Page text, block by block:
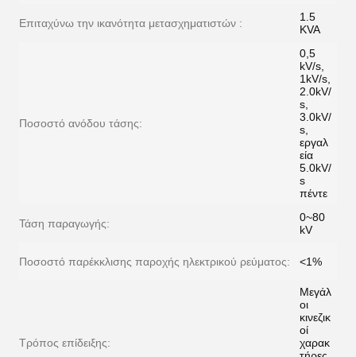
Επιταχύνω την ικανότητα μετασχηματιστών :
1.5
KVA
Ποσοστό ανόδου τάσης:
0,5
kV/s,
1kV/s,
2.0kV/
s,
3.0kV/
s,
εργαλ
εία
5.0kV/
s
πέντε
Τάση παραγωγής:
0~80
kV
Ποσοστό παρέκκλισης παροχής ηλεκτρικού ρεύματος: <1%
Τρόπος επίδειξης:
Μεγάλ
οι
κινεζικ
οί
χαρακ